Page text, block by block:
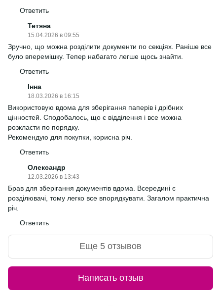
Ответить
Тетяна
15.04.2026 в 09:55
Зручно, що можна розділити документи по секціях. Раніше все
було вперемішку. Тепер набагато легше щось знайти.
Ответить
Інна
18.03.2026 в 16:15
Використовую вдома для зберігання паперів і дрібних
цінностей. Сподобалось, що є відділення і все можна
розкласти по порядку.
Рекомендую для покупки, корисна річ.
Ответить
Олександр
12.03.2026 в 13:43
Брав для зберігання документів вдома. Всередині є
розділювачі, тому легко все впорядкувати. Загалом практична
річ.
Ответить
Еще 5 отзывов
Написать отзыв